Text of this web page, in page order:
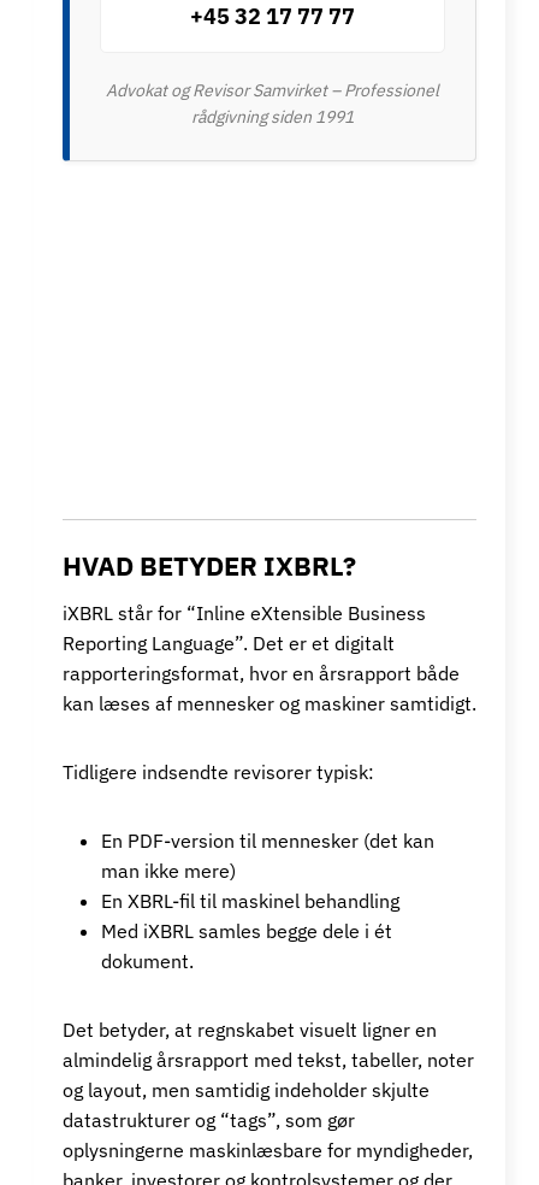
+45 32 17 77 77
Advokat og Revisor Samvirket – Professionel
rådgivning siden 1991
HVAD BETYDER IXBRL?
iXBRL står for “Inline eXtensible Business
Reporting Language”. Det er et digitalt
rapporteringsformat, hvor en årsrapport både
kan læses af mennesker og maskiner samtidigt.
Tidligere indsendte revisorer typisk:
En PDF-version til mennesker (det kan
man ikke mere)
En XBRL-fil til maskinel behandling
Med iXBRL samles begge dele i ét
dokument.
Det betyder, at regnskabet visuelt ligner en
almindelig årsrapport med tekst, tabeller, noter
og layout, men samtidig indeholder skjulte
datastrukturer og “tags”, som gør
oplysningerne maskinlæsbare for myndigheder,